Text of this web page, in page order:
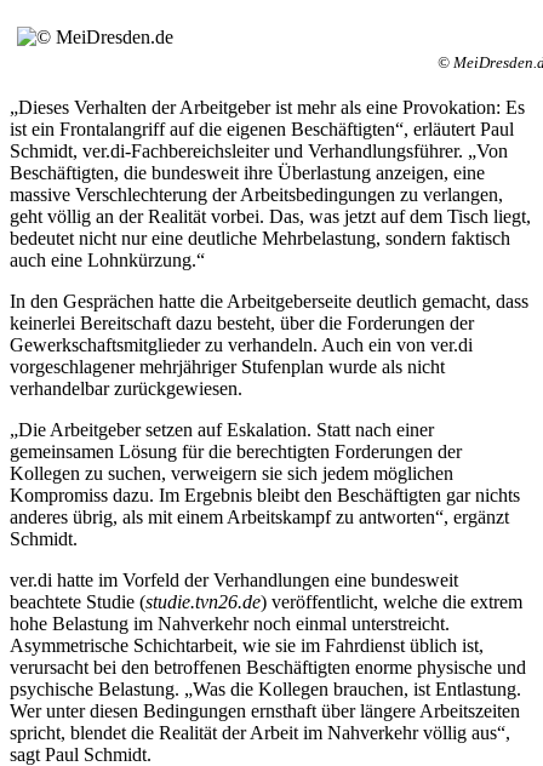
©
„Dieses Verhalten der Arbeitgeber ist mehr als eine Provokation: Es
ist ein Frontalangriff auf die eigenen Beschäftigten“, erläutert Paul
Schmidt, ver.di-Fachbereichsleiter und Verhandlungsführer. „Von
Beschäftigten, die bundesweit ihre Überlastung anzeigen, eine
massive Verschlechterung der Arbeitsbedingungen zu verlangen,
geht völlig an der Realität vorbei. Das, was jetzt auf dem Tisch liegt,
bedeutet nicht nur eine deutliche Mehrbelastung, sondern faktisch
auch eine Lohnkürzung.“
In den Gesprächen hatte die Arbeitgeberseite deutlich gemacht, dass
keinerlei Bereitschaft dazu besteht, über die Forderungen der
Gewerkschaftsmitglieder zu verhandeln. Auch ein von ver.di
vorgeschlagener mehrjähriger Stufenplan wurde als nicht
verhandelbar zurückgewiesen.
„Die Arbeitgeber setzen auf Eskalation. Statt nach einer
gemeinsamen Lösung für die berechtigten Forderungen der
Kollegen zu suchen, verweigern sie sich jedem möglichen
Kompromiss dazu. Im Ergebnis bleibt den Beschäftigten gar nichts
anderes übrig, als mit einem Arbeitskampf zu antworten“, ergänzt
Schmidt.
ver.di hatte im Vorfeld der Verhandlungen eine bundesweit
beachtete Studie (studie.tvn26.de) veröffentlicht, welche die extrem
hohe Belastung im Nahverkehr noch einmal unterstreicht.
Asymmetrische Schichtarbeit, wie sie im Fahrdienst üblich ist,
verursacht bei den betroffenen Beschäftigten enorme physische und
psychische Belastung. „Was die Kollegen brauchen, ist Entlastung.
Wer unter diesen Bedingungen ernsthaft über längere Arbeitszeiten
spricht, blendet die Realität der Arbeit im Nahverkehr völlig aus“,
sagt Paul Schmidt.